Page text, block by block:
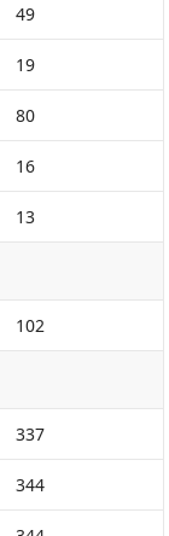
49
19
80
16
13
102
337
344